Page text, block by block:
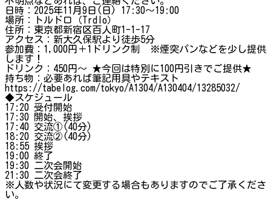
日時：2025年11月9日(日) 17:30～19:00
場所：トルドロ（Trdlo）
住所：東京都新宿区百人町1-1-17
アクセス：新大久保駅より徒歩5分
参加費：1,000円＋1ドリンク制 ※煙突パンなどを少し提供
します！
ドリンク：450円～ ★今回は特別に100円引きでご提供★
持ち物：必要あれば筆記用具やテキスト
https://tabelog.com/tokyo/A1304/A130404/13285032/
◆スケジュール
17:20 受付開始
17:30 開始、挨拶
17:40 交流①(40分)
18:20 交流②(40分)
18:55 挨拶
19:00 終了
19:30 二次会開始
21:30 二次会終了
※人数や状況にて変更する場合もありますのでご了承くださ
い。